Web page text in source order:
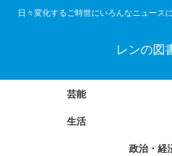
日々変化するご時世にいろんなニュース
レンの図
芸能
生活
政治・経